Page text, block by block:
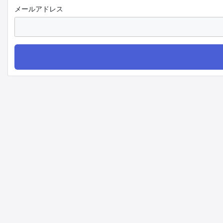
メールアドレス